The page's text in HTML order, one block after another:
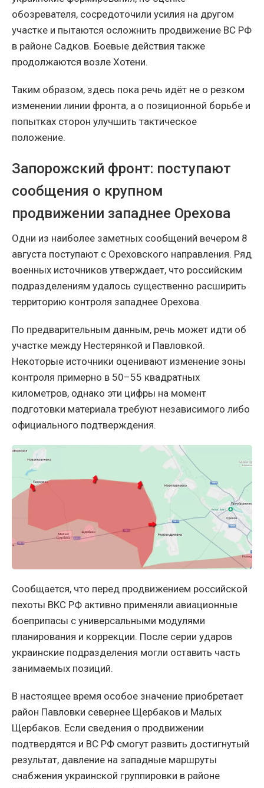
обозревателя, сосредоточили усилия на другом
участке и пытаются осложнить продвижение ВС РФ
в районе Садков. Боевые действия также
продолжаются возле Хотени.
Таким образом, здесь пока речь идёт не о резком
изменении линии фронта, а о позиционной борьбе и
попытках сторон улучшить тактическое
положение.
Запорожский фронт: поступают
сообщения о крупном
продвижении западнее Орехова
Одни из наиболее заметных сообщений вечером 8
августа поступают с Ореховского направления. Ряд
военных источников утверждает, что российским
подразделениям удалось существенно расширить
территорию контроля западнее Орехова.
По предварительным данным, речь может идти об
участке между Нестерянкой и Павловкой.
Некоторые источники оценивают изменение зоны
контроля примерно в 50–55 квадратных
километров, однако эти цифры на момент
подготовки материала требуют независимого либо
официального подтверждения.
Сообщается, что перед продвижением российской
пехоты ВКС РФ активно применяли авиационные
боеприпасы с универсальными модулями
планирования и коррекции. После серии ударов
украинские подразделения могли оставить часть
занимаемых позиций.
В настоящее время особое значение приобретает
район Павловки севернее Щербаков и Малых
Щербаков. Если сведения о продвижении
подтвердятся и ВС РФ смогут развить достигнутый
результат, давление на западные маршруты
снабжения украинской группировки в районе